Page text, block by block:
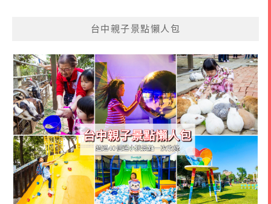
台中親子景點懶人包